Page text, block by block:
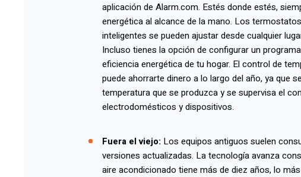
aplicación de Alarm.com. Estés donde estés,
energética al alcance de la mano. Los
inteligentes se pueden ajustar desde cualquier
Incluso tienes la opción de configurar un
eficiencia energética de tu hogar. El control de
puede ahorrarte dinero a lo largo del año, ya que
temperatura que se produzca y se supervisa el
electrodomésticos y dispositivos.
Fuera el viejo: Los equipos antiguos suelen
versiones actualizadas. La tecnología avanza
aire acondicionado tiene más de diez años, lo